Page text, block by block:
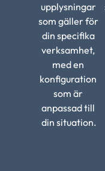
upplysningar
som gäller för
din specifika
verksamhet,
med en
konfiguration
som är
anpassad till
din situation.